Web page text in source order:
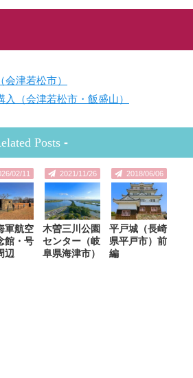
津若松市）
入（会津若松市・飯盛山）
Posts -
02/11
軍航空
館・号
辺
2021/11/26
木曽三川公園
センター（岐
阜県海津市）
2018/06/06
平戸城（長崎
県平戸市）前
編